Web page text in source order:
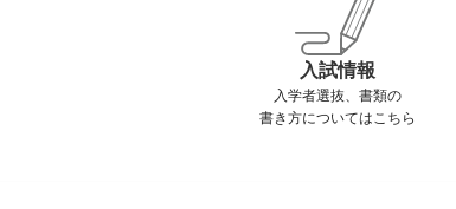
入試情報
入学者選抜、書類の
書き方についてはこちら